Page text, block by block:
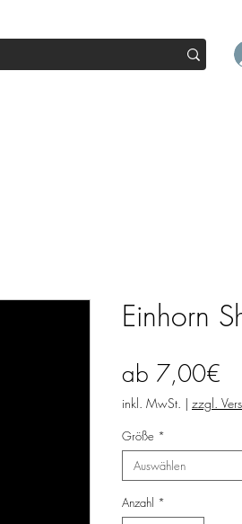
Einhorn
ab 7,00€
inkl. MwSt. | zzgl.
Größe *
Auswählen
Anzahl *